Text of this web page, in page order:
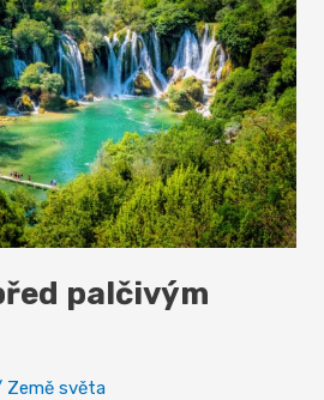
palčivým
Země světa